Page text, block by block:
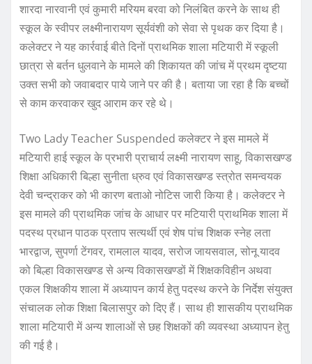
शारदा नारवानी एवं कुमारी मरियम बरवा को निलंबित करने के साथ ही
स्कूल के स्वीपर लक्ष्मीनारायण सूर्यवंशी को सेवा से पृथक कर दिया है।
कलेक्टर ने यह कार्रवाई बीते दिनों प्राथमिक शाला मटियारी में स्कूली
छात्रा से बर्तन धुलवाने के मामले की शिकायत की जांच में प्रथम दृष्टया
उक्त सभी को जवाबदार पाये जाने पर की है। बताया जा रहा है कि बच्चों
से काम करवाकर खुद आराम कर रहे थे।
Two Lady Teacher Suspended कलेक्टर ने इस मामले में
मटियारी हाई स्कूल के प्रभारी प्राचार्य लक्ष्मी नारायण साहू, विकासखण्ड
शिक्षा अधिकारी बिल्हा सुनीता ध्रुव एवं विकासखण्ड स्त्रोत समन्वयक
देवी चन्द्राकर को भी कारण बताओ नोटिस जारी किया है। कलेक्टर ने
इस मामले की प्राथमिक जांच के आधार पर मटियारी प्राथमिक शाला में
पदस्थ प्रधान पाठक प्रताप सत्यर्थी एवं शेष पांच शिक्षक स्नेह लता
भारद्वाज, सुपर्णा टेंगवर, रामलाल यादव, सरोज जायसवाल, सोनू यादव
को बिल्हा विकासखण्ड से अन्य विकासखण्डों में शिक्षकविहीन अथवा
एकल शिक्षकीय शाला में अध्यापन कार्य हेतु पदस्थ करने के निर्देश संयुक्त
संचालक लोक शिक्षा बिलासपुर को दिए हैं। साथ ही शासकीय प्राथमिक
शाला मटियारी में अन्य शालाओं से छह शिक्षकों की व्यवस्था अध्यापन हेतु
की गई है।